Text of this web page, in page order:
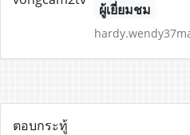
ผู้เยี่ยมชม
ตอบกระทู้